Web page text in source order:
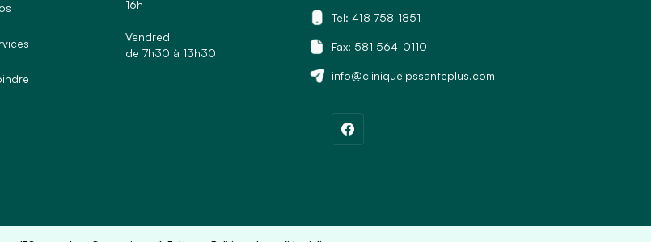
16h
Vendredi
de 7h30 à 13h30
Tel: 418 758-1851
Fax: 581 564-0110
info@cliniqueipssanteplus.com